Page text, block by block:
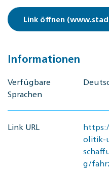
Link öffnen
Informationen
Verfügbare
Sprachen
Link URL
olitik-
g/